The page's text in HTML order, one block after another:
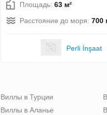
Площадь: 63 м²
Расстояние до моря: 700
Perli İnşaat
Виллы в Турции
Виллы в Аланье